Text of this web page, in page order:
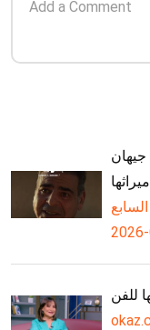
بطل العالم الحلقة 7.. جيهان
للفن